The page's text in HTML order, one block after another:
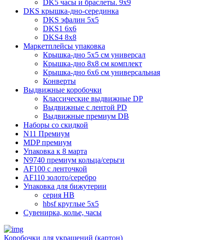
DK5 часы и браслеты. 9x9
DKS крышка-дно-серединка
DKS эфалин 5x5
DKS1 6x6
DKS4 8x8
Маркетплейсы упаковка
Крышка-дно 5x5 см универсал
Крышка-дно 8x8 см комплект
Крышка-дно 6x6 см универсальная
Конверты
Выдвижные коробочки
Классические выдвижные DP
Выдвижные с лентой PD
Выдвижные премиум DB
Наборы со скидкой
N11 Премиум
MDP премиум
Упаковка к 8 марта
N9740 премиум кольца/серьги
AF100 с ленточкой
AF110 золото/серебро
Упаковка для бижутерии
серия HB
hbsf круглые 5x5
Сувенирка, колье, часы
Коробочки для украшений (картон)